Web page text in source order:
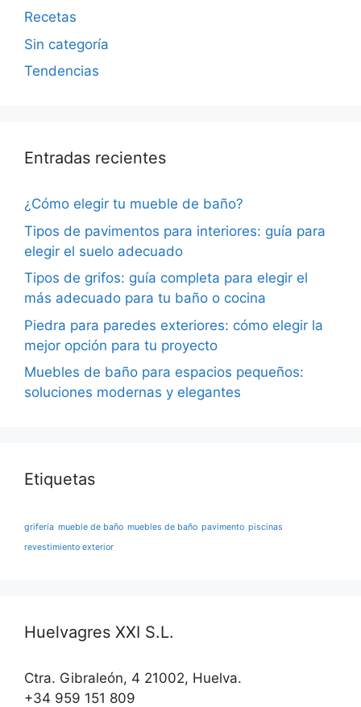
Recetas
Sin categoría
Tendencias
Entradas recientes
¿Cómo elegir tu mueble de baño?
Tipos de pavimentos para interiores: guía para
elegir el suelo adecuado
Tipos de grifos: guía completa para elegir el
más adecuado para tu baño o cocina
Piedra para paredes exteriores: cómo elegir la
mejor opción para tu proyecto
Muebles de baño para espacios pequeños:
soluciones modernas y elegantes
Etiquetas
grifería mueble de baño muebles de baño pavimento piscinas
revestimiento exterior
Huelvagres XXI S.L.
Ctra. Gibraleón, 4 21002, Huelva.
+34 959 151 809